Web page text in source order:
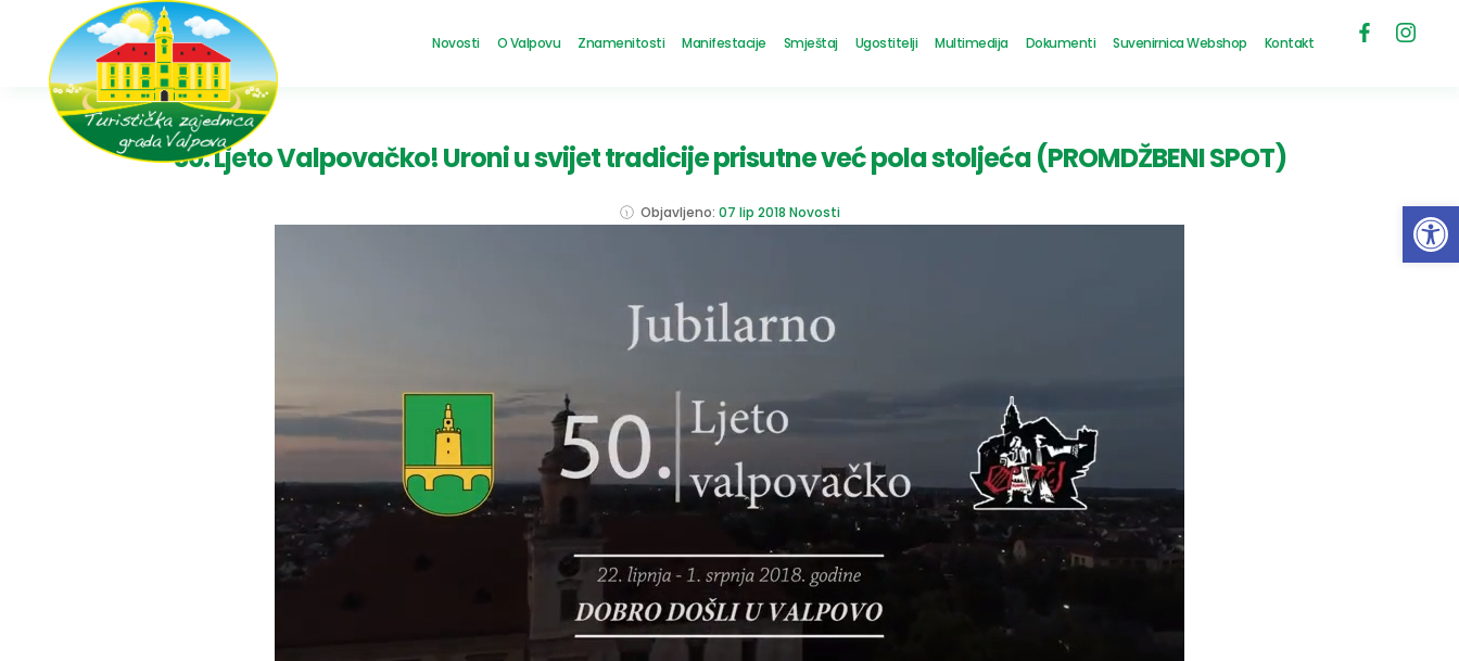
Novosti O Valpovu Znamenitosti Manifestacije Smještaj Ugostitelji Multimedija Dokumenti Suvenirnica Webshop Kontakt
50. Ljeto Valpovačko! Uroni u svijet tradicije prisutne već pola stoljeća (PROMDŽBENI SPOT)
Objavljeno: 07 lip 2018 Novosti